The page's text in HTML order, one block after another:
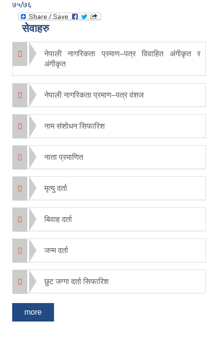
७५/७६
सेवाहरु
नेपाली नागरिकता प्रमाण–पत्र विवाहित अंगीकृत र
अंगीकृत
नेपाली नागरिकता प्रमाण–पत्र वंशज
नाम संशोधन सिफारिश
नाता प्रमाणित
मृत्यु दर्ता
बिवाह दर्ता
जन्म दर्ता
छुट जग्गा दर्ता सिफारिश
more